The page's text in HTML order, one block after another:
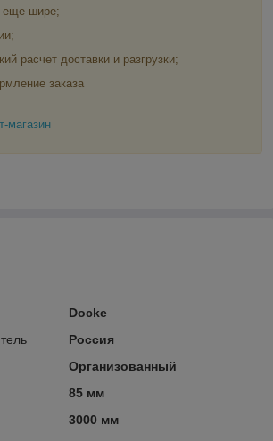
еще шире;
расчет доставки и разгрузки;
заказа
магазин
Docke
Россия
Организованный
85 мм
3000 мм